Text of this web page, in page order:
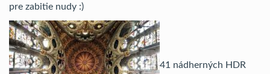
pre zabitie nudy :)
41 nádherných HDR